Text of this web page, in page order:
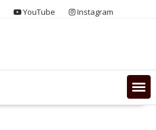
YouTube Instagram